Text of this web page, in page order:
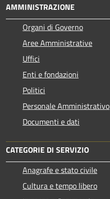
AMMINISTRAZIONE
Organi di Governo
Aree Amministrative
Uffici
Enti e fondazioni
Politici
Personale Amministrativo
Documenti e dati
CATEGORIE DI SERVIZIO
Anagrafe e stato civile
Cultura e tempo libero